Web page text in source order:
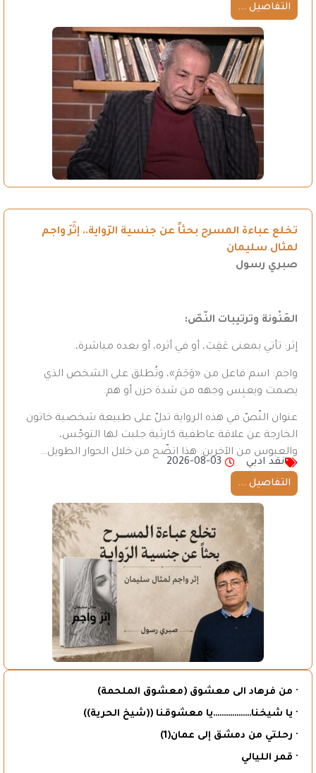
التفاصيل ...
تخلع عباءة المسرح بحثاً عن جنسية الرّواية.. إثَرَ واجم
لمثال سليمان
صبري رسول
العَنْونة وترتيبات النّصّ:
إثر: تأتي بمعنى عَقِبَ، أو في أثره، أو بعده مباشرة،.
واجم: اسم فاعل من «وَجَمَ»، وتُطلق على الشخص الذي
يصمت ويعبِس وجهه من شدة حزن أو هم.
عنوان النّصّ في هذه الرواية تدلّ على طبيعة شخصية خاتون
الخارجة عن علاقة عاطفية كارثية جلبت لها التوجّس،
والعبوس من الآخرين. هذا اتضّح من خلال الحوار الطويل…
نقد ادبي
2026-08-03
التفاصيل ...
· من فرهاد الى معشوق (معشوق الملحمة)
· يا شيخنا………………يا معشوقنا ((شيخ الحرية))
· رحلتي من دمشق إلى عمان(1)
· قمر الليالي